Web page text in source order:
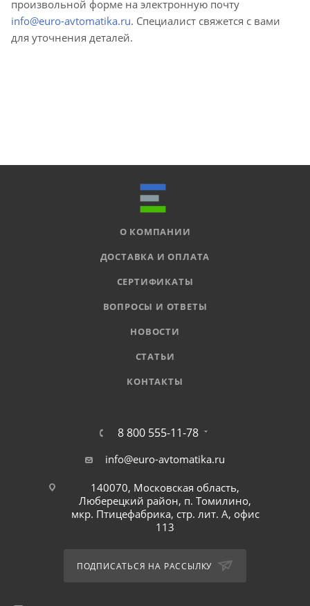
произвольной форме на электронную почту
info@euro-avtomatika.ru. Специалист свяжется с вами
для уточнения деталей.
О КОМПАНИИ
ДОСТАВКА И ОПЛАТА
СЕРТИФИКАТЫ
ВОПРОСЫ И ОТВЕТЫ
НОВОСТИ
СТАТЬИ
КОНТАКТЫ
8 800 555-11-78
info@euro-avtomatika.ru
140070, Московская область,
Люберецкий район, п. Томилино,
мкр. Птицефабрика, стр. лит. А, офис
113
ПОДПИСАТЬСЯ НА РАССЫЛКУ